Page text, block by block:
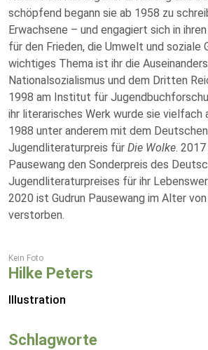
schöpfend begann sie ab 1958 zu
Erwachsene – und engagiert sich in
für den Frieden, die Umwelt und soziale
wichtiges Thema ist ihr die
Nationalsozialismus und dem Dritten
1998 am Institut für
ihr literarisches Werk wurde sie vielfach
1988 unter anderem mit dem Deutschen
Jugendliteraturpreis für Die Wolke.
Pausewang den Sonderpreis des
Jugendliteraturpreises für ihr
2020 ist Gudrun Pausewang im Alter
verstorben.
Kein Foto
Hilke Peters
Illustration
Schlagworte